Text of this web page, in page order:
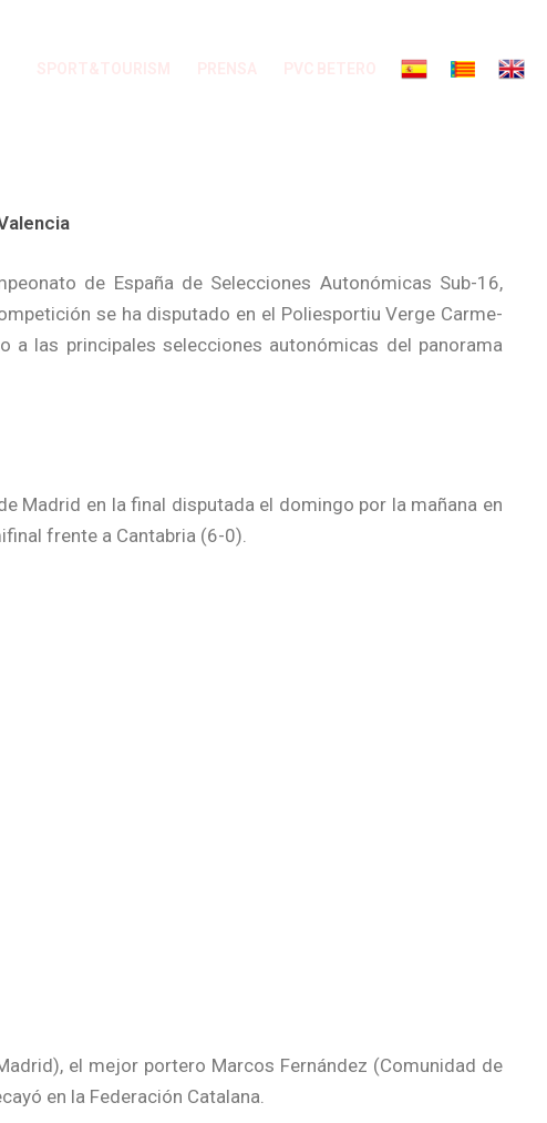
de España de Selecciones Autonómicas Sub-16,
se ha disputado en el Poliesportiu Verge Carme-
a las principales selecciones autonómicas del panorama
Madrid en la final disputada el domingo por la mañana en
frente a Cantabria (6-0).
el mejor portero Marcos Fernández (Comunidad de
en la Federación Catalana.